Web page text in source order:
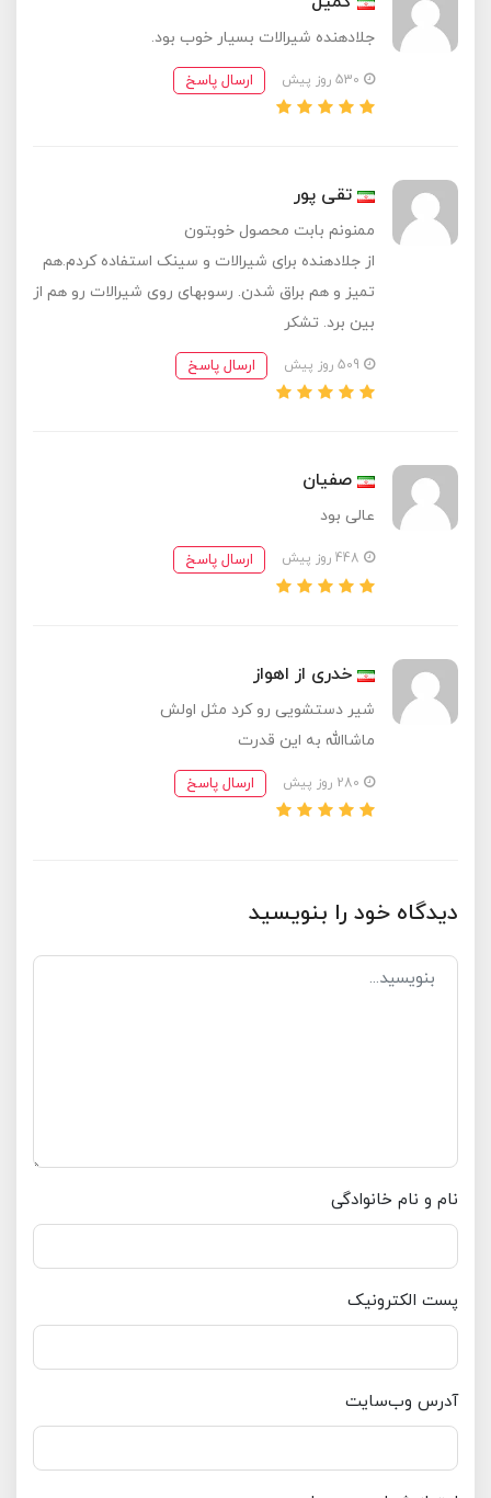
جلادهنده شیرالات بسیار خوب بود.
ارسال پاسخ
تقی پور
ممنونم‌ بابت محصول خوبتون
از جلادهنده برای شیرالات و سینک استفاده کردم.هم
تمیز و هم براق شدن. رسوبهای روی شیرالات رو هم از
بین برد. تشکر
ارسال پاسخ
صفیان
عالی بود
ارسال پاسخ
خدری از اهواز
شیر دستشویی رو کرد مثل اولش
ماشاالله به این قدرت
ارسال پاسخ
دیدگاه خود را بنویسید
نام و نام خانوادگی
پست الکترونیک
آدرس وب‌سایت